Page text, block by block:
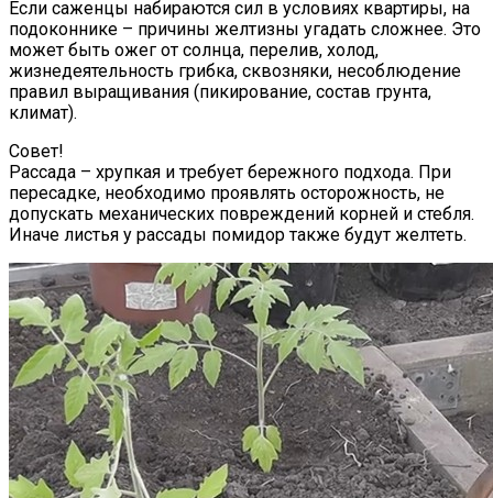
Если саженцы набираются сил в условиях квартиры, на
подоконнике – причины желтизны угадать сложнее. Это
может быть ожег от солнца, перелив, холод,
жизнедеятельность грибка, сквозняки, несоблюдение
правил выращивания (пикирование, состав грунта,
климат).
Совет!
Рассада – хрупкая и требует бережного подхода. При
пересадке, необходимо проявлять осторожность, не
допускать механических повреждений корней и стебля.
Иначе листья у рассады помидор также будут желтеть.